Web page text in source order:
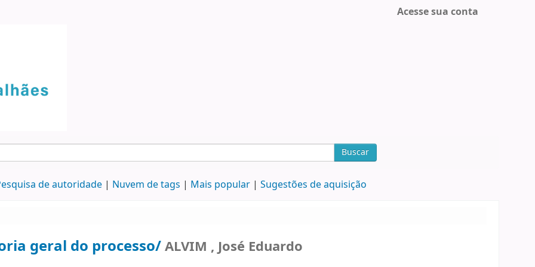
Acesse sua conta
Buscar
de autoridade Nuvem de tags Mais popular Sugestões de aquisição
geral do processo/ALVIM , José Eduardo